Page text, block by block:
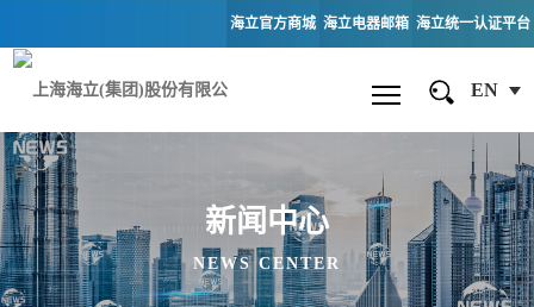
海立官方商城 海立电器邮箱 海立统一认证平台
EN
新闻中心
NEWS CENTER